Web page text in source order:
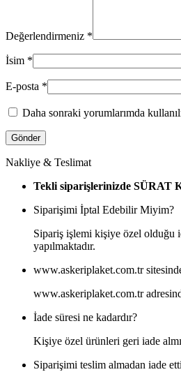
Değerlendirmeniz *
İsim *
E-posta *
Daha sonraki yorumlarımda
Nakliye & Teslimat
Tekli siparişlerinizde SÜRAT
Siparişimi İptal Edebilir Miyim?
Sipariş işlemi kişiye özel olduğu
yapılmaktadır.
www.askeriplaket.com.tr
www.askeriplaket.com.tr
İade süresi ne kadardır?
Kişiye özel ürünleri geri iade
Siparişimi teslim almadan iade